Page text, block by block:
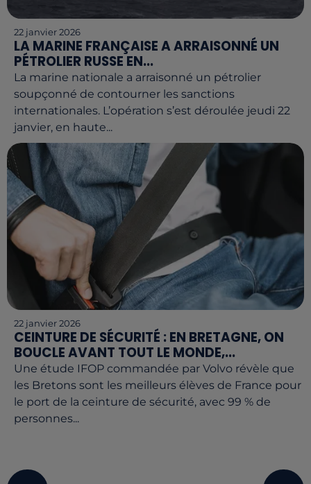
22 janvier 2026
LA MARINE FRANÇAISE A ARRAISONNÉ UN
PÉTROLIER RUSSE EN...
La marine nationale a arraisonné un pétrolier
soupçonné de contourner les sanctions
internationales. L’opération s’est déroulée jeudi 22
janvier, en haute...
22 janvier 2026
CEINTURE DE SÉCURITÉ : EN BRETAGNE, ON
BOUCLE AVANT TOUT LE MONDE,...
Une étude IFOP commandée par Volvo révèle que
les Bretons sont les meilleurs élèves de France pour
le port de la ceinture de sécurité, avec 99 % de
personnes...